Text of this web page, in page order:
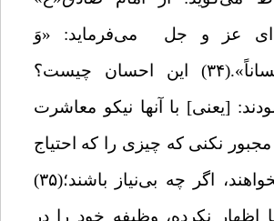
عز و جل
می‌فرماید: «وَ
»
.
(۳۴) این احسان چیست؟
[یعنی] با آنها نیکو معاشرت
مجبور نکنی که چیزی را که احتیاج
دارند از تو بخواهند، اگر چه بی‌نیاز باشند؛(۳۵)
اظهار نکرده، وظیفه خود را در